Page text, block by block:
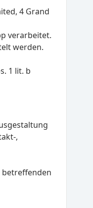
4 Grand
verarbeitet.
werden.
1 lit. b
,
betreffenden